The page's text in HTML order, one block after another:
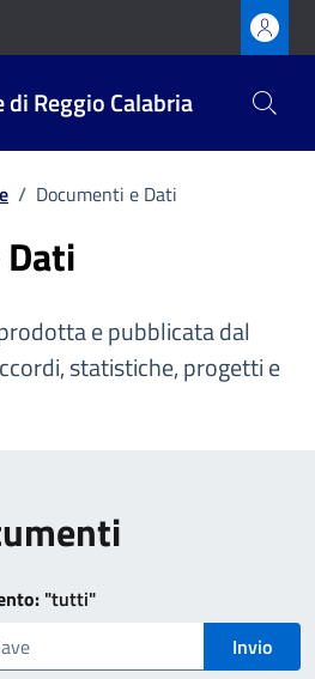
di Reggio Calabria
/ Documenti e Dati
e pubblicata dal
statistiche, progetti e
"tutti"
Invio